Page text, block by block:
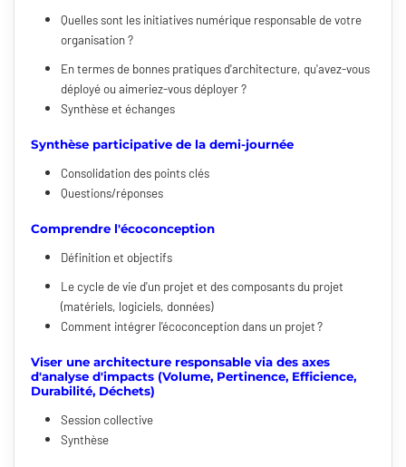
Quelles sont les initiatives numérique responsable de votre
organisation ?
En termes de bonnes pratiques d'architecture, qu'avez-vous
déployé ou aimeriez-vous déployer ?
Synthèse et échanges
Synthèse participative de la demi-journée
Consolidation des points clés
Questions/réponses
Comprendre l'écoconception
Définition et objectifs
Le cycle de vie d'un projet et des composants du projet
(matériels, logiciels, données)
Comment intégrer l'écoconception dans un projet ?
Viser une architecture responsable via des axes
d'analyse d'impacts (Volume, Pertinence, Efficience,
Durabilité, Déchets)
Session collective
Synthèse